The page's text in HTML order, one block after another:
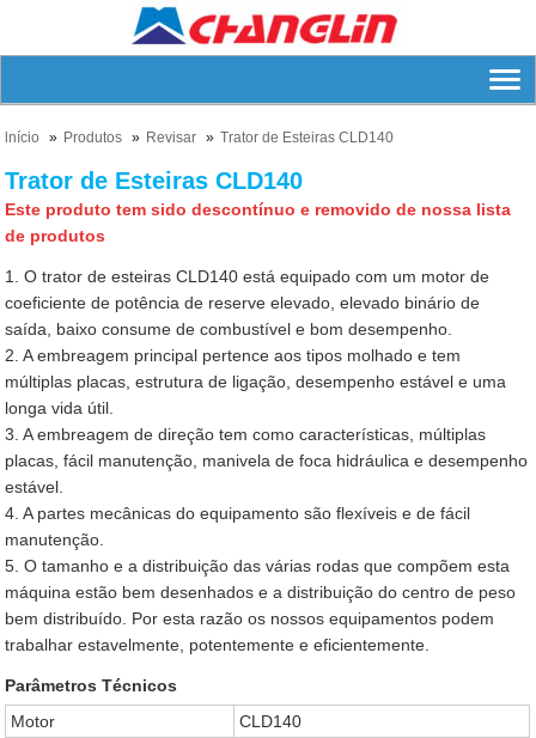
lnício Produtos Revisar Trator de Esteiras CLD140
Trator de Esteiras CLD140
Este produto tem sido descontínuo e removido de nossa lista
de produtos
1. O trator de esteiras CLD140 está equipado com um motor de
coeficiente de potência de reserve elevado, elevado binário de
saída, baixo consume de combustível e bom desempenho.
2. A embreagem principal pertence aos tipos molhado e tem
múltiplas placas, estrutura de ligação, desempenho estável e uma
longa vida útil.
3. A embreagem de direção tem como características, múltiplas
placas, fácil manutenção, manivela de foca hidráulica e desempenho
estável.
4. A partes mecânicas do equipamento são flexíveis e de fácil
manutenção.
5. O tamanho e a distribuição das várias rodas que compõem esta
máquina estão bem desenhados e a distribuição do centro de peso
bem distribuído. Por esta razão os nossos equipamentos podem
trabalhar estavelmente, potentemente e eficientemente.
Parâmetros Técnicos
Motor
CLD140